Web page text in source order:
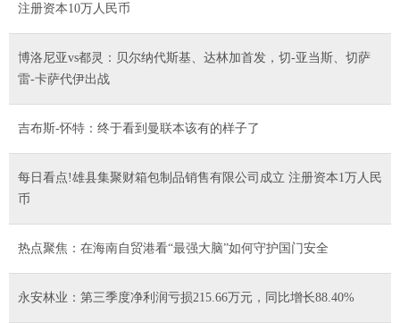
注册资本10万人民币
博洛尼亚vs都灵：贝尔纳代斯基、达林加首发，切-亚当斯、切萨
雷-卡萨代伊出战
吉布斯-怀特：终于看到曼联本该有的样子了
每日看点!雄县集聚财箱包制品销售有限公司成立 注册资本1万人民
币
热点聚焦：在海南自贸港看“最强大脑”如何守护国门安全
永安林业：第三季度净利润亏损215.66万元，同比增长88.40%